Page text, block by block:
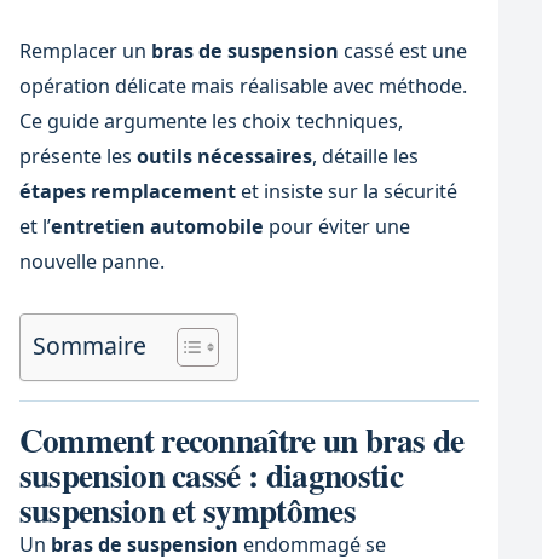
Remplacer un bras de suspension cassé est une
opération délicate mais réalisable avec méthode.
Ce guide argumente les choix techniques,
présente les outils nécessaires, détaille les
étapes remplacementet insiste sur la sécurité
et l’entretien automobile pour éviter une
nouvelle panne.
Sommaire
Comment reconnaître un bras de
suspension cassé : diagnostic
suspension et symptômes
Un bras de suspension endommagé se